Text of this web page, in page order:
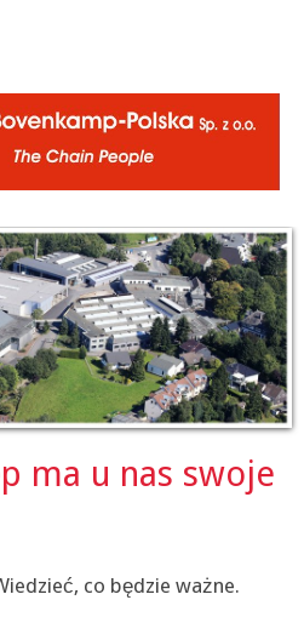
ma u nas swoje
co będzie ważne.